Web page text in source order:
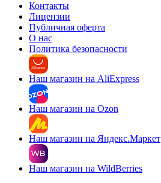
Контакты
Лицензии
Публичная оферта
О нас
Политика безопасности
Наш магазин на AliExpress
Наш магазин на Ozon
Наш магазин на Яндекс.Маркет
Наш магазин на WildBerries